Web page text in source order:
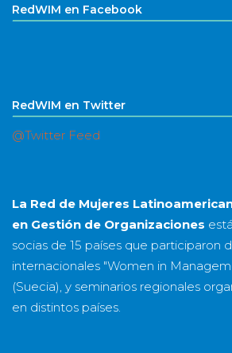
RedWIM en Facebook
RedWIM en Twitter
@Twitter Feed
La Red de Mujeres
en Gestión de Organizaciones
socias de 15 países que participaron
internacionales "Women in
(Suecia), y seminarios regionales
en distintos países.